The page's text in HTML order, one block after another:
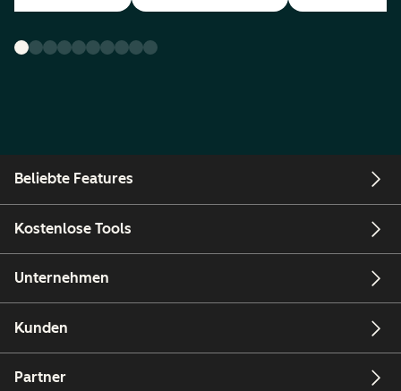
Beliebte Features
Kostenlose Tools
Unternehmen
Kunden
Partner